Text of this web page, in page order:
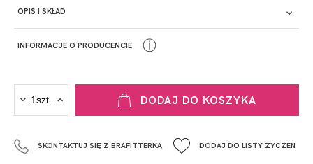
OPIS I SKŁAD
INFORMACJE O PRODUCENCIE
Fashiontex Group Sp.z o.o. Spółka komandytowa
+48 42 719 43 15
ⓘ
DODAJ DO KOSZYKA
SKONTAKTUJ SIĘ Z BRAFITTERKĄ DODAJ DO LISTY ŻYCZEŃ